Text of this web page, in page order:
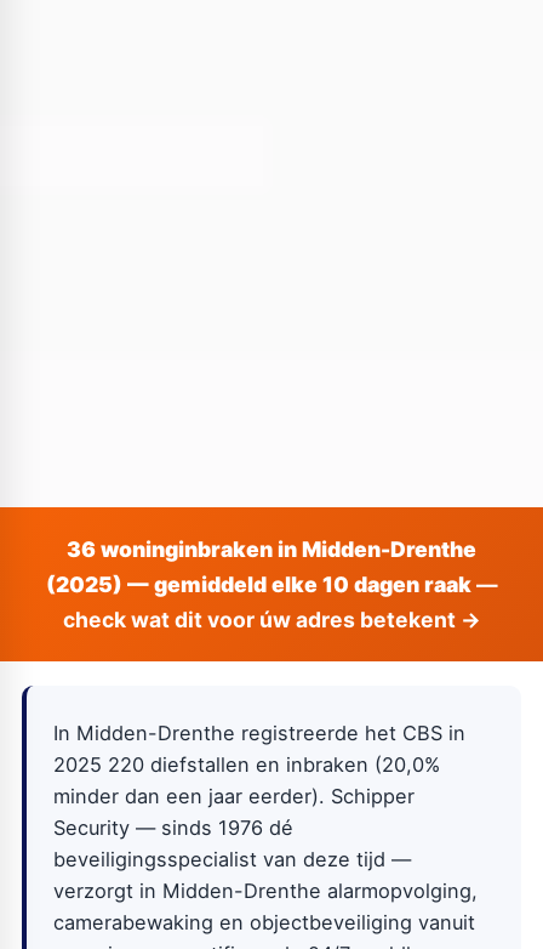
36 woninginbraken in Midden-Drenthe
(2025) — gemiddeld elke 10 dagen raak—
check wat dit voor úw adres betekent →
In Midden-Drenthe registreerde het CBS in
2025 220 diefstallen en inbraken (20,0%
minder dan een jaar eerder). Schipper
Security — sinds 1976 dé
beveiligingsspecialist van deze tijd —
verzorgt in Midden-Drenthe alarmopvolging,
camerabewaking en objectbeveiliging vanuit